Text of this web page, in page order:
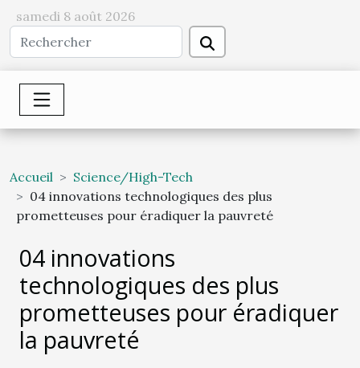
samedi 8 août 2026
Accueil
Science/High-Tech
04 innovations technologiques des plus
prometteuses pour éradiquer la pauvreté
04 innovations
technologiques des plus
prometteuses pour éradiquer
la pauvreté